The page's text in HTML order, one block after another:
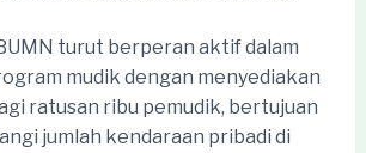
turut berperan aktif dalam
mudik dengan menyediakan
ratusan ribu pemudik, bertujuan
jumlah kendaraan pribadi di